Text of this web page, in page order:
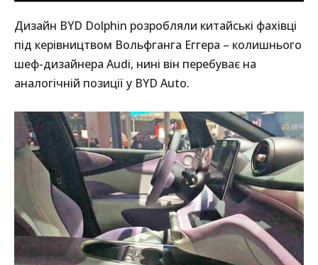
Дизайн BYD Dolphin розробляли китайські фахівці
під керівництвом Вольфганга Еггера – колишнього
шеф-дизайнера Audi, нині він перебуває на
аналогічній позиції у BYD Auto.